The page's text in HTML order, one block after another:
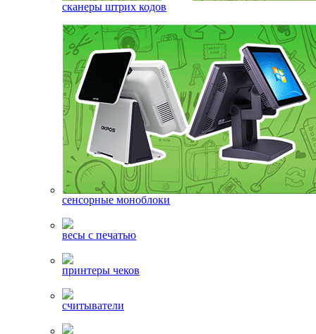
сканеры штрих кодов
сенсорные моноблоки
весы с печатью
принтеры чеков
считыватели